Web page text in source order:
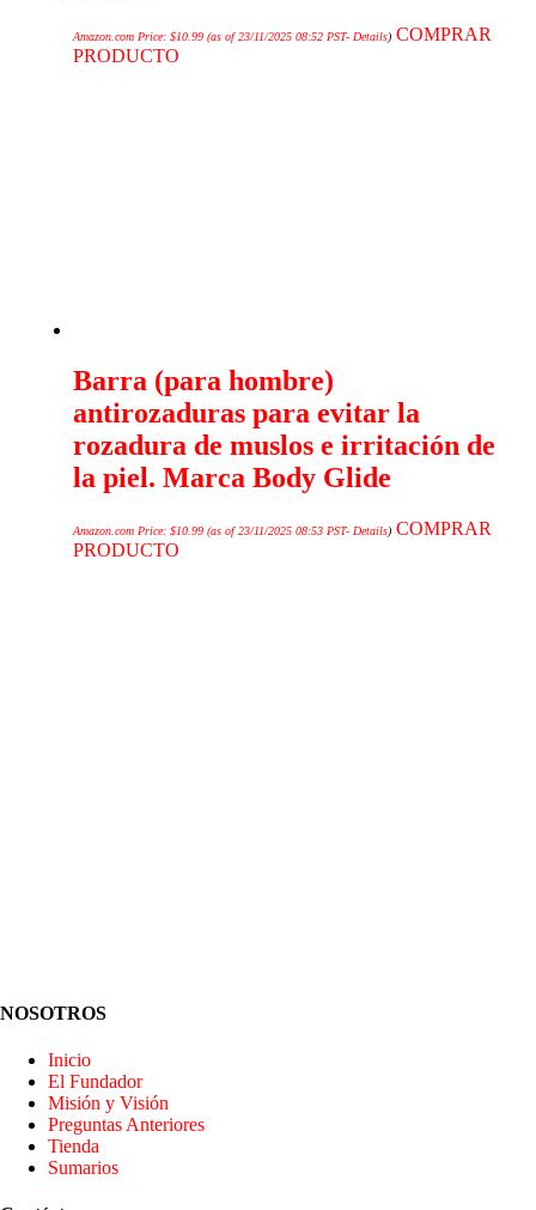
Amazon.com Price:$10.99 (as of 23/11/2025 08:52 PST- Details) COMPRAR
PRODUCTO
Barra (para hombre)
antirozaduras para evitar la
rozadura de muslos e irritación de
la piel. Marca Body Glide
Amazon.com Price:$10.99 (as of 23/11/2025 08:53 PST- Details) COMPRAR
PRODUCTO
NOSOTROS
Inicio
El Fundador
Misión y Visión
Preguntas Anteriores
Tienda
Sumarios